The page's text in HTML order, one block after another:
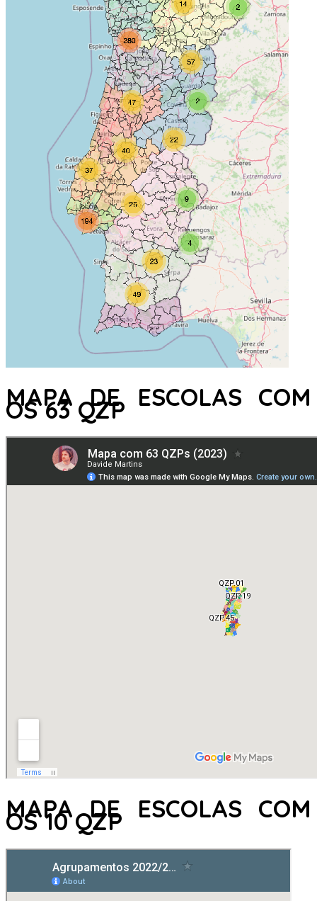
MAPA DE ESCOLAS COM
OS 63 QZP
MAPA DE ESCOLAS COM
OS 10 QZP